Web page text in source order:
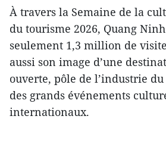
À travers la Semaine de la
du tourisme 2026, Quang
seulement 1,3 million de
aussi son image d’une
ouverte, pôle de l’industrie
des grands événements
internationaux.